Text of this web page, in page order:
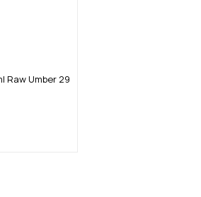
Raw Umber 29